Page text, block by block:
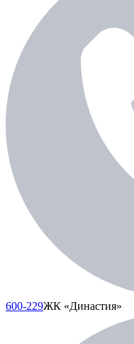
600-229ЖК «Династия»